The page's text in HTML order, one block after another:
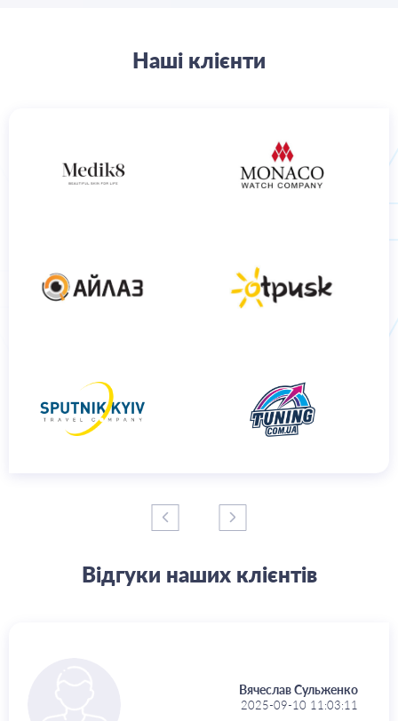
Наші клієнти
Відгуки наших клієнтів
Вячеслав Сульженко
2025-09-10 11:03:11